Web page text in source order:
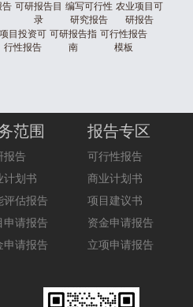
告 可研报告目
录
编写可行性
研究报告
农业项目可
研报告
项目投资可
行性报告
可研报告指
南
可行性报告
模板
范围
报告
计划书
评估报告
申请报告
申请报告
报告专区
可行性报告
商业计划书
项目建议书
资金申请报告
立项申请报告